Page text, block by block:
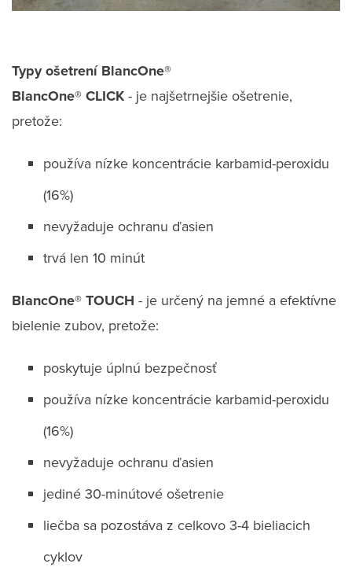
Typy ošetrení BlancOne®
BlancOne® CLICK- je najšetrnejšie ošetrenie,
pretože:
používa nízke koncentrácie karbamid-peroxidu
(16%)
nevyžaduje ochranu ďasien
trvá len 10 minút
BlancOne® TOUCH - je určený na jemné a efektívne
bielenie zubov, pretože:
poskytuje úplnú bezpečnosť
používa nízke koncentrácie karbamid-peroxidu
(16%)
nevyžaduje ochranu ďasien
jediné 30-minútové ošetrenie
liečba sa pozostáva z celkovo 3-4 bieliacich
cyklov